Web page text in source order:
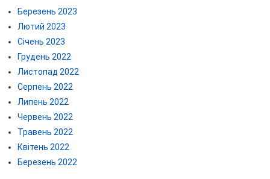
Березень 2023
Лютий 2023
Січень 2023
Грудень 2022
Листопад 2022
Серпень 2022
Липень 2022
Червень 2022
Травень 2022
Квітень 2022
Березень 2022